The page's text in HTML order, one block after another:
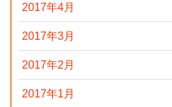
2017年4月
2017年3月
2017年2月
2017年1月